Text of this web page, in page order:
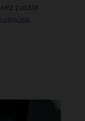
passer